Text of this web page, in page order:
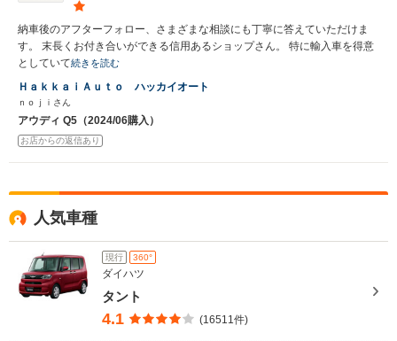
納車後のアフターフォロー、さまざまな相談にも丁寧に答えていただけま
す。 末長くお付き合いができる信用あるショップさん。 特に輸入車を得意
としていて続きを読む
ＨａｋｋａｉＡｕｔｏ ハッカイオート
ｎｏｊｉさん
アウディ Q5（2024/06購入）
お店からの返信あり
人気車種
現行 360°
ダイハツ
タント
4.1 (16511件)